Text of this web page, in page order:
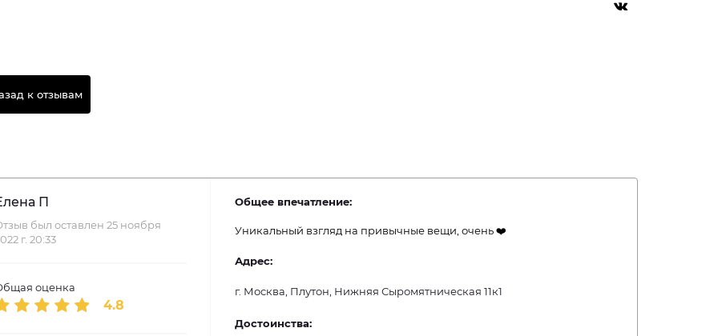
к отзывам
П
был оставлен 25 ноября
г. 20:33
оценка
4.8
Общее впечатление:
Уникальный взгляд на привычные вещи, очень ❤️
Адрес:
г. Москва, Плутон, Нижняя Сыромятническая 11к1
Достоинства: